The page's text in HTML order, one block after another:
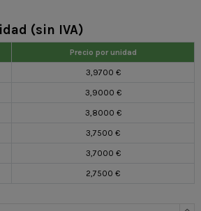
(sin IVA)
Precio por unidad
3,9700 €
3,9000 €
3,8000 €
3,7500 €
3,7000 €
2,7500 €